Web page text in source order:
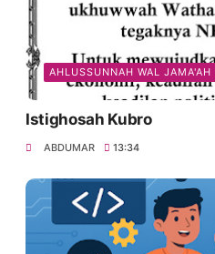
AHLUSSUNNAH WAL JAMA'AH
Istighosah Kubro
ABDUMAR 13:34